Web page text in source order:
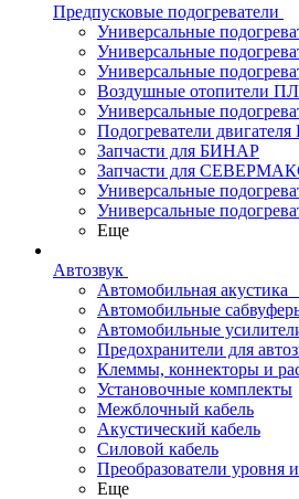
Предпусковые подогреватели
Универсальные
Универсальные
Универсальные
Воздушные отопители
Универсальные
Подогреватели двигателя
Запчасти для БИНАР
Запчасти для
Универсальные
Универсальные
Еще
Автозвук
Автомобильная акустика
Автомобильные
Автомобильные
Предохранители для
Клеммы, коннекторы и
Установочные комплекты
Межблочный кабель
Акустический кабель
Силовой кабель
Преобразователи уровня
Еще